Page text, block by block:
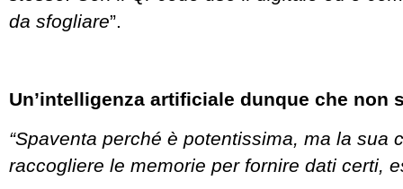
da sfogliare”.
Un’intelligenza artificiale dunque che non
“Spaventa perché è potentissima, ma la sua
raccogliere le memorie per fornire dati certi,